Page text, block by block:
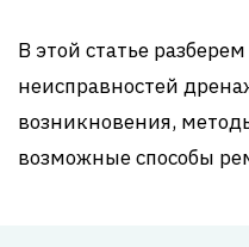
В этой статье
неисправностей
возникновения,
возможные способы